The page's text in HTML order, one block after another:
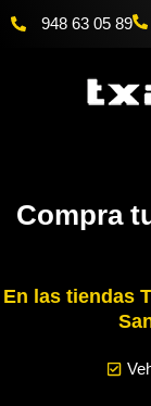
948 63 05 89
Compra
En las tiendas